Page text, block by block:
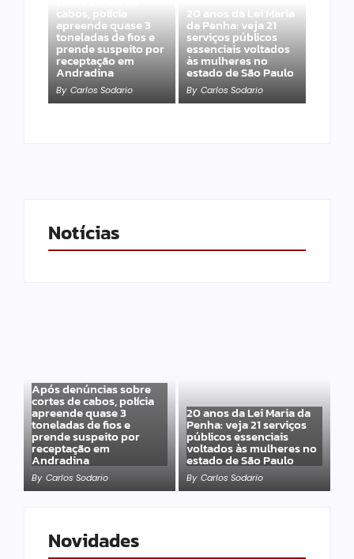
cabos, polícia
apreende quase 3
toneladas de fios e
prende suspeito por
receptação em
Andradina
By Carlos Sodario
20 anos da Lei Maria
da Penha: veja 21
serviços públicos
essenciais voltados
às mulheres no
estado de São Paulo
By Carlos Sodario
Notícias
Após denúncias sobre
cortes de cabos, polícia
apreende quase 3
toneladas de fios e
prende suspeito por
receptação em
Andradina
By Carlos Sodario
20 anos da Lei Maria da
Penha: veja 21 serviços
públicos essenciais
voltados às mulheres no
estado de São Paulo
By Carlos Sodario
Novidades